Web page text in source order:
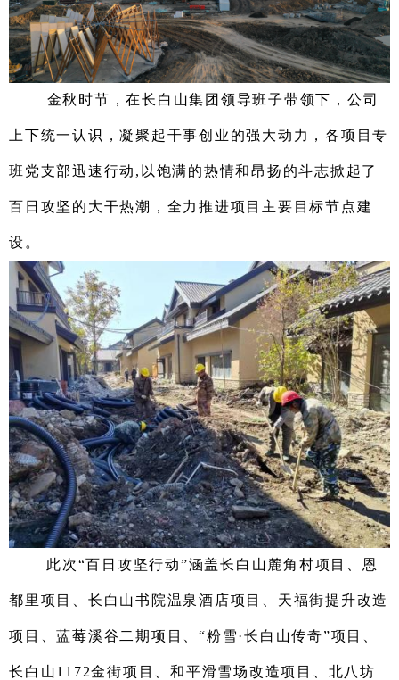
金秋时节，在长白山集团 领导班子带领下， 公司
上下统一认识，凝聚起干事创业的强大动力， 各项目专
班 党支部迅速行动 , 以饱满的热情和昂扬的斗志掀起了
百日攻坚的 大干热潮 ，全力推进项目主要目标节点建
设 。
此次“百日攻坚行动”涵盖长白山麓角村项目 恩
都里项目 长白山书院温泉酒店项目 天福街提升改造
项目 、蓝莓溪谷二期项目、 “粉雪·长白山传奇”项目
长白山1172金街项目 和平滑雪场改造项目 、北八坊